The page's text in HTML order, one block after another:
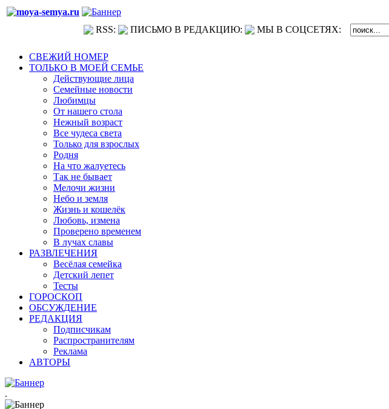
RSS: ПИСЬМО В РЕДАКЦИЮ: МЫ В СОЦСЕТЯХ:
СВЕЖИЙ НОМЕР
ТОЛЬКО В МОЕЙ СЕМЬЕ
Действующие лица
Семейные новости
Любимцы
От нашего стола
Нежный возраст
Все чудеса света
Только для взрослых
Родня
На что жалуетесь
Так не бывает
Мелочи жизни
Небо и земля
Жизнь и кошелёк
Любовь, измена
Проверено временем
В лучах славы
РАЗВЛЕЧЕНИЯ
Весёлая семейка
Детский лепет
Тесты
ГОРОСКОП
ОБСУЖДЕНИЕ
РЕДАКЦИЯ
Подписчикам
Распространителям
Реклама
АВТОРЫ
.